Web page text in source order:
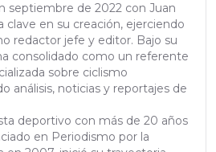
septiembre de 2022 con Juan
clave en su creación, ejerciendo
redactor jefe y editor. Bajo su
consolidado como un referente
sobre ciclismo
análisis, noticias y reportajes de
deportivo con más de 20 años
en Periodismo por la